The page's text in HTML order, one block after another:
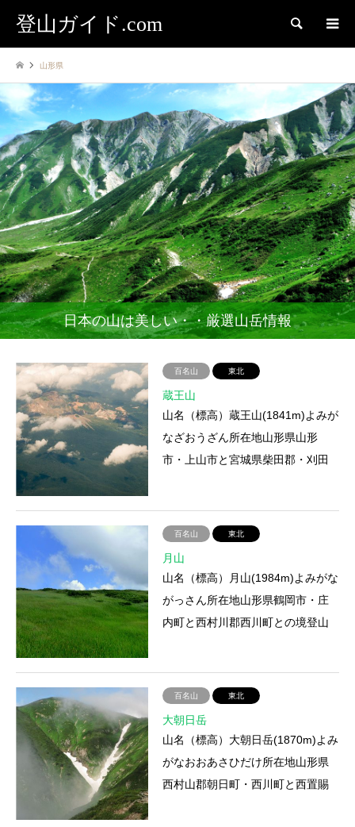
登山ガイド.com 検索
山形県
日本の山は美しい・・厳選山岳情報
百名山 東北
蔵王山
山名（標高）蔵王山(1841m)よみが
なざおうざん所在地山形県山形
市・上山市と宮城県柴田郡・刈田
百名山 東北
月山
山名（標高）月山(1984m)よみがな
がっさん所在地山形県鶴岡市・庄
内町と西村川郡西川町との境登山
百名山 東北
大朝日岳
山名（標高）大朝日岳(1870m)よみ
がなおおあさひだけ所在地山形県
西村山郡朝日町・西川町と西置賜